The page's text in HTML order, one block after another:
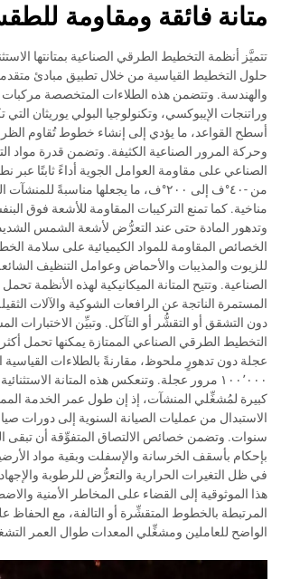
متانة فائقة ومقاومة
تتميَّز أنظمة التخطيط الطرقي الصناعية بمتانتها
حلول التخطيط القياسية من خلال تطبيق مبادئ
والهندسة. وتتضمن هذه الطلاءات المتخصصة مركبات
وراتنجات الإيبوكسي، وتكنولوجيا البولي يوريثان
أسطح القواعد، ما يؤدي إلى إنشاء خطوط تُقاوم
وحركة المرور الصناعية الكثيفة. وتضمن قدرة مواد
الصناعي على مقاومة العوامل الجوية أداءً ثابتًا عبر
من -٤٠°ف إلى ٢٠٠°ف، ما يجعلها مناسبةً
مناخية. كما تمنع التركيبات المقاومة للأشعة فوق
وتدهور المادة حتى عند التعرُّض لأشعة الشمس
الخصائص المقاومة للمواد الكيميائية على سلامة
للزيوت والمذيبات والأحماض وعوامل التنظيف
الصناعية. وتتيح المتانة الميكانيكية لهذه الأنظمة
المستمرة الناتجة عن الرافعات الشوكية والآلات
دون التشقق أو التقشُّر أو التآكل. وتبيِّن الاختبارات
التخطيط الطرقي الصناعي الممتازة يمكنها تحمل
عجلة دون تدهورٍ ملحوظ، مقارنةً بالطلاءات القياسية
١٠٠٬٠٠٠ مرور عجلة. وتنعكس هذه المتانة
كبيرة لمُشغِّلي المنشآت، إذ إن طول عمر الخدمة
سنوات. وتضمن خصائص الالتصاق المتفوِّقة أن تبقى
بإحكام بأسقف الخرسانة والإسفلت وبقية مواد
في ظل التغيرات الحرارية والتعرُّض للرطوبة
هذا الموثوقية إلى القضاء على المخاطر الأمنية
المرتبطة بالخطوط المتقشِّرة أو التالفة، مع الحفاظ
الواضح للعاملين ومشغِّلي المعدات طوال العمر